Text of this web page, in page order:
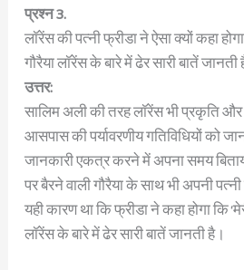
प्रश्न 3.
लॉरेंस की पत्नी फ्रीडा ने ऐसा क्यों कहा
गौरैया लॉरेंस के बारे में ढेर सारी बातें जानती
उत्तर:
सालिम अली की तरह लॉरेंस भी प्रकृति और
आसपास की पर्यावरणीय गतिविधियों को
जानकारी एकत्र करने में अपना समय
पर बैरने वाली गौरैया के साथ भी अपनी
यही कारण था कि फ्रीडा ने कहा होगा कि
लॉरेंस के बारे में ढेर सारी बातें जानती है।